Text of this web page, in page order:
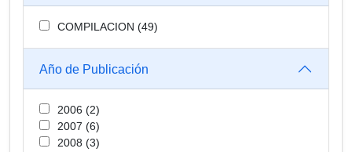
COMPILACION (49)
Año de Publicación
2006 (2)
2007 (6)
2008 (3)